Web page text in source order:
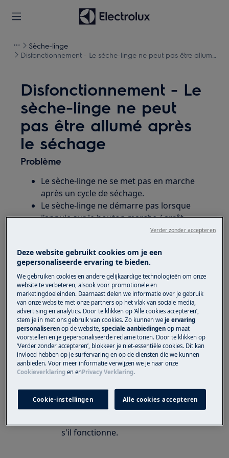
Sèche-linge
Disfonctionnement - Le sèche-linge ne peut pas être allumé
Disfonctionnement - Le
sèche-linge ne peut
pas être allumé après
le séchage
Problème
Le sèche-linge ne se met pas en marche
après un cycle de séchage.
Le sèche-linge ne démarre pas lorsque
j'appuie sur le bouton marche / arrêt.
séchage.
Le sèche-linge ne fonctionne pas / ne
répond pas.
S'applique à
Sèche-linge à évacuation
Sèche-linge à condensation
Sèche-linge pompe à chaleur
Solution
Vérifiez que la prise/le fusible fonctionne.
Retirez la fiche de la prise murale.
s'il fonctionne.
Deze website gebruikt cookies om je een
gepersonaliseerde ervaring te bieden.
We gebruiken cookies en andere gelijkaardige technologieën om onze
website te verbeteren, alsook voor promotionele en
marketingdoeleinden. Daarnaast delen we informatie over je gebruik
van onze website met onze partners op het vlak van sociale media,
advertising en analytics. Door te klikken op ‘Alle cookies accepteren’,
stem je in met ons gebruik van cookies. Zo kunnen weje ervaring
personaliseren op de website,speciale aanbiedingen op maat
voorstellen en je gepersonaliseerde reclame tonen. Door te klikken op
‘Verder zonder accepteren’, blokkeer je niet-essentiële cookies. Dit kan
invloed hebben op je surfervaring en op de diensten die we kunnen
aanbieden. Voor meer informatie verwijzen we je naar onze
Cookieverklaring enenPrivacy Verklaring.
Cookie-instellingen Alle cookies accepteren
Verder zonder accepteren